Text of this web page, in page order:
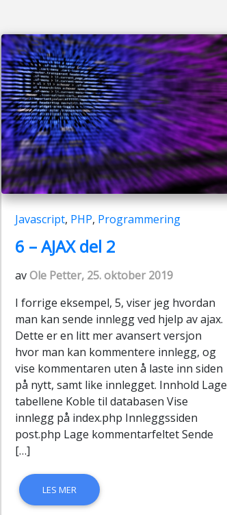
Javascript, PHP, Programmering
6 – AJAX del 2
avOle Petter, 25. oktober 2019
I forrige eksempel, 5, viser jeg hvordan
man kan sende innlegg ved hjelp av ajax.
Dette er en litt mer avansert versjon
hvor man kan kommentere innlegg, og
vise kommentaren uten å laste inn siden
på nytt, samt like innlegget. Innhold Lage
tabellene Koble til databasen Vise
innlegg på index.php Innleggssiden
post.php Lage kommentarfeltet Sende
[…]
LES MER